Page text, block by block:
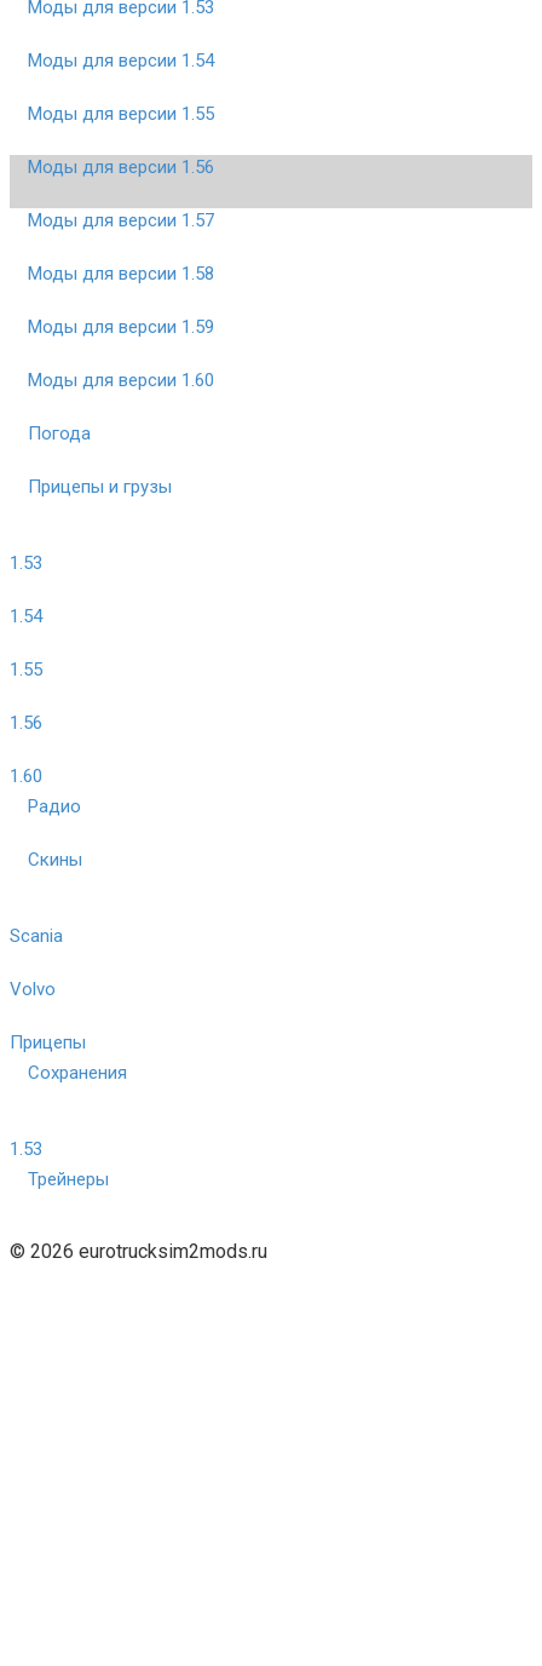
Моды для версии 1.53
Моды для версии 1.54
Моды для версии 1.55
Моды для версии 1.56
Моды для версии 1.57
Моды для версии 1.58
Моды для версии 1.59
Моды для версии 1.60
Погода
Прицепы и грузы
1.53
1.54
1.55
1.56
1.60
Радио
Скины
Scania
Volvo
Прицепы
Сохранения
1.53
Трейнеры
© 2026 eurotrucksim2mods.ru